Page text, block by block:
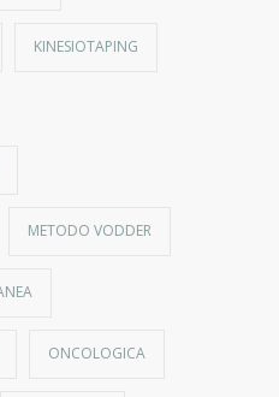
KINESIOTAPING
METODO VODDER
ONCOLOGICA